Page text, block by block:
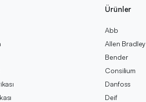
Ürünler
Abb
Allen Bradley
Bender
Consilium
Danfoss
Deif